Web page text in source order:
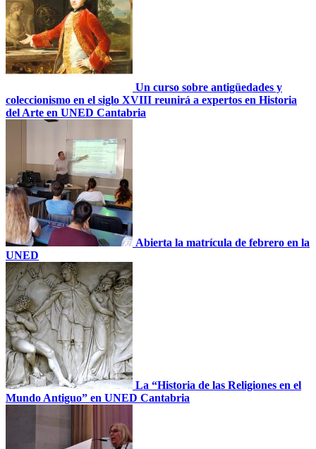
Un curso sobre antigüedades y
coleccionismo en el siglo XVIII reunirá a expertos en Historia
del Arte en UNED Cantabria
Abierta la matrícula de febrero en la
UNED
La “Historia de las Religiones en el
Mundo Antiguo” en UNED Cantabria